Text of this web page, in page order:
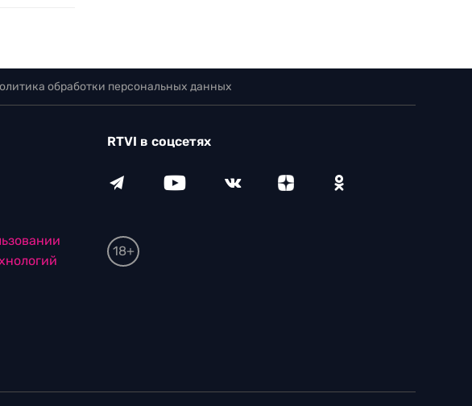
обработки персональных данных
RTVI в соцсетях
18+